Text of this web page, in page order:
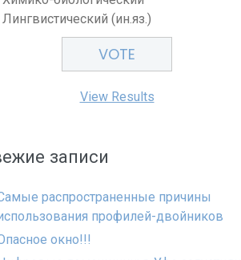
Лингвистический (ин.яз.)
View Results
записи
распространенные причины
профилей-двойников
окно!!!